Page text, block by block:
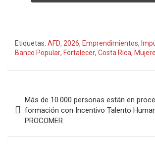
Etiquetas: AFD, 2026, Emprendimientos,
Banco Popular, Fortalecer, Costa Rica,
de
entradas
Más de 10.000 personas están en
formación con Incentivo Talento
PROCOMER